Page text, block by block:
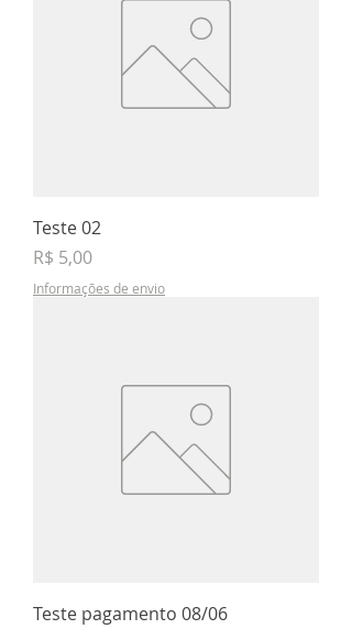
Teste 02
Preço
R$ 5,00
Informações de envio
Teste pagamento 08/06